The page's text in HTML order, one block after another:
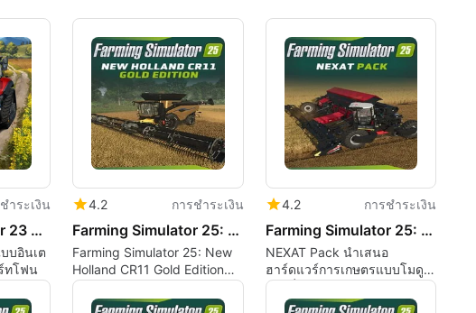
ำระเงิน
Farming Simulator 23 Mobile
บอินเต
ทโฟน
4.2 การชำระเงิน
Farming Simulator 25: New Holland CR11 Gold Edition
Farming Simulator 25: New
Holland CR11 Gold Edition
ภาพรวม
4.2 การชำระเงิน
Farming Simulator 25: NEXAT Pack
NEXAT Pack นำเสนอ
ฮาร์ดแวร์การเกษตรแบบโมดู
ลาร์ที่ครบวงจรสู่ Farming
Simulator 25